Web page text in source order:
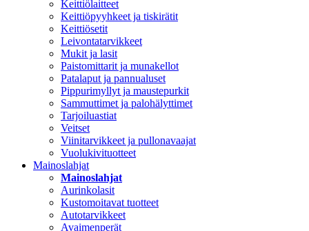
Keittiölaitteet
Keittiöpyyhkeet ja tiskirätit
Keittiösetit
Leivontatarvikkeet
Mukit ja lasit
Paistomittarit ja munakellot
Patalaput ja pannualuset
Pippurimyllyt ja maustepurkit
Sammuttimet ja palohälyttimet
Tarjoiluastiat
Veitset
Viinitarvikkeet ja pullonavaajat
Vuolukivituotteet
Mainoslahjat
Mainoslahjat
Aurinkolasit
Kustomoitavat tuotteet
Autotarvikkeet
Avaimenperät